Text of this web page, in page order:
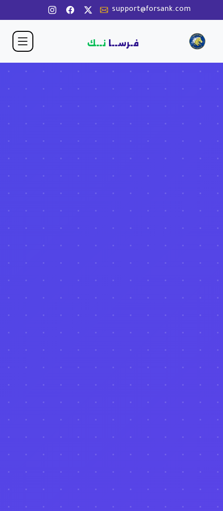
support@forsank.com
فـرســا نــك